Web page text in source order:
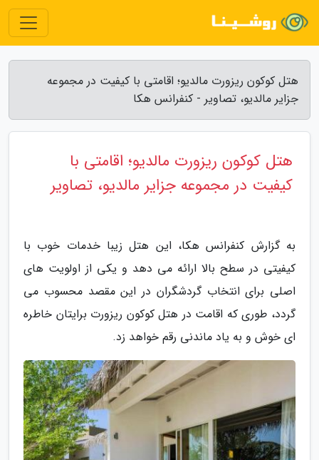
هتل کوکون ریزورت مالدیو؛ اقامتی با کیفیت در مجموعه
جزایر مالدیو، تصاویر - کنفرانس هکا
هتل کوکون ریزورت مالدیو؛ اقامتی با
کیفیت در مجموعه جزایر مالدیو، تصاویر
به گزارش کنفرانس هکا، این هتل زیبا خدمات خوب با
کیفیتی در سطح بالا ارائه می دهد و یکی از اولویت های
اصلی برای انتخاب گردشگران در این مقصد محسوب می
گردد، طوری که اقامت در هتل کوکون ریزورت برایتان خاطره
ای خوش و به یاد ماندنی رقم خواهد زد.